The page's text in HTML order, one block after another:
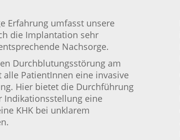
Erfahrung umfasst unsere
die Implantation sehr
Nachsorge.
Durchblutungsstörung am
alle PatientInnen eine invasive
Hier bietet die Durchführung
Indikationsstellung eine
KHK bei unklarem